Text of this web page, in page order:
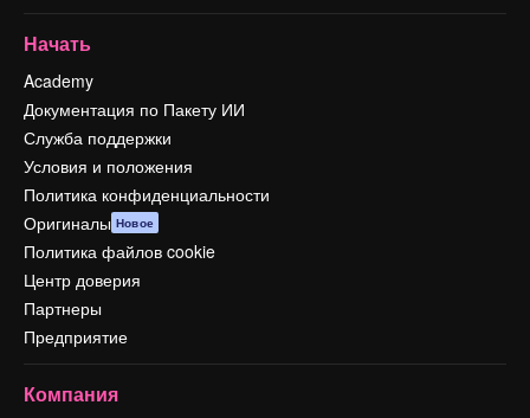
Начать
Academy
Документация по Пакету ИИ
Служба поддержки
Условия и положения
Политика конфиденциальности
Оригиналы Новое
Политика файлов cookie
Центр доверия
Партнеры
Предприятие
Компания